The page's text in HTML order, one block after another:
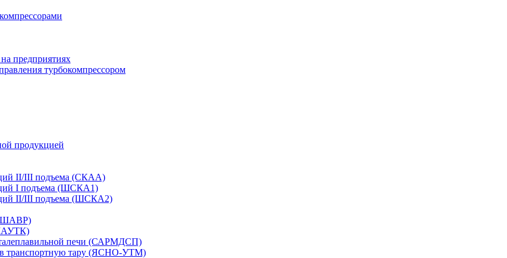
предприятиях
турбокомпрессором
продукцией
II/III подъема (СКАА)
I подъема (ШСКА1)
II/III подъема (ШСКА2)
(ШАВР)
печи (САРМДСП)
в транспортную тару (ЯСНО-УТМ)